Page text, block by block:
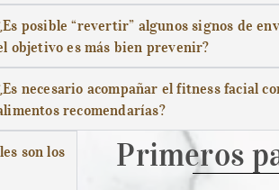
posible “revertir” algunos signos de
objetivo es más bien prevenir?
necesario acompañar el fitness facial
recomendarías?
son los
Primeros